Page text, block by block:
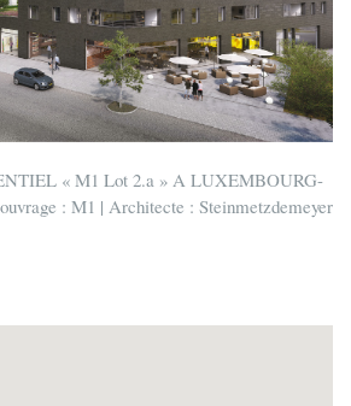
« M1 Lot 2.a » A LUXEMBOURG-
: M1 | Architecte : Steinmetzdemeyer